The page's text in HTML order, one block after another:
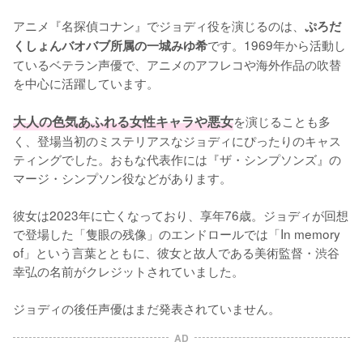
アニメ『名探偵コナン』でジョディ役を演じるのは、 ぷろだ
くしょんバオバブ所属の一城みゆ希です。1969年から活動し
ているベテラン声優で、アニメのアフレコや海外作品の吹替
を中心に活躍しています。
大人の色気あふれる女性キャラや悪女を演じることも多
く、登場当初のミステリアスなジョディにぴったりのキャス
ティングでした。おもな代表作には『ザ・シンプソンズ』の
マージ・シンプソン役などがあります。
彼女は2023年に亡くなっており、享年76歳。ジョディが回想
で登場した「隻眼の残像」のエンドロールでは「In memory
of」という言葉とともに、彼女と故人である美術監督・渋谷
幸弘の名前がクレジットされていました。
ジョディの後任声優はまだ発表されていません。
AD